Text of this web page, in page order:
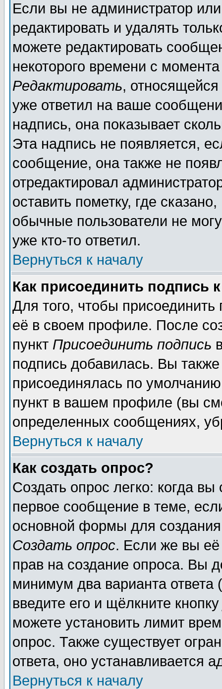
Если вы не администратор
редактировать и удалять
можете редактировать
некоторого времени с
Редактировать,
уже ответил на ваше
надпись, она показывает
Эта надпись не появляется,
сообщение, она также не
отредактировал
оставить пометку, где
обычные пользователи не
уже кто-то ответил.
Вернуться к началу
Как присоединить подпись
Для того, чтобы
её в своем профиле. После
пункт Присоединить подпись
подпись добавилась. Вы
присоединялась по
пункт в вашем профиле (вы
определенных сообщениях,
Вернуться к началу
Как создать опрос?
Создать опрос легко: когда
первое сообщение в теме,
основной формы для
Создать опрос. Если же вы её
прав на создание опроса. Вы
минимум два варианта ответа
введите его и щёлкните
можете установить лимит
опрос. Также существует
ответа, оно устанавливается
Вернуться к началу